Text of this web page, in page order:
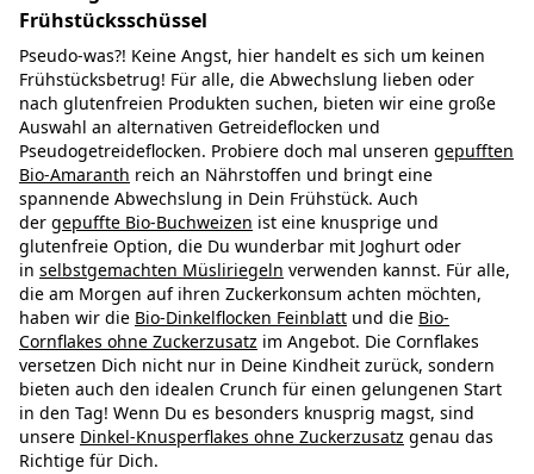
Frühstücksschüssel
Pseudo-was?! Keine Angst, hier handelt es sich um keinen
Frühstücksbetrug! Für alle, die Abwechslung lieben oder
nach glutenfreien Produkten suchen, bieten wir eine große
Auswahl an alternativen Getreideflocken und
Pseudogetreideflocken. Probiere doch mal unseren gepufften
Bio-Amaranth reich an Nährstoffen und bringt eine
spannende Abwechslung in Dein Frühstück. Auch
der gepuffte Bio-Buchweizen ist eine knusprige und
glutenfreie Option, die Du wunderbar mit Joghurt oder
in selbstgemachten Müsliriegeln verwenden kannst. Für alle,
die am Morgen auf ihren Zuckerkonsum achten möchten,
haben wir die Bio-Dinkelflocken Feinblatt und die Bio-
Cornflakes ohne Zuckerzusatz im Angebot. Die Cornflakes
versetzen Dich nicht nur in Deine Kindheit zurück, sondern
bieten auch den idealen Crunch für einen gelungenen Start
in den Tag! Wenn Du es besonders knusprig magst, sind
unsere Dinkel-Knusperflakes ohne Zuckerzusatz genau das
Richtige für Dich.